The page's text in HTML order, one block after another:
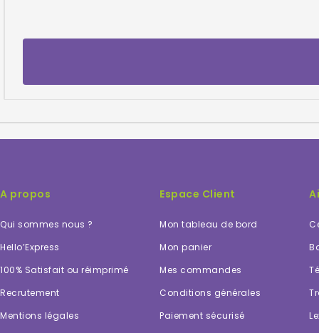
A propos
Qui sommes nous ?
Hello’Express
100% Satisfait ou réimprimé
Recrutement
Mentions légales
Espace Client
Mon tableau de bord
Mon panier
Mes commandes
Conditions générales
Paiement sécurisé